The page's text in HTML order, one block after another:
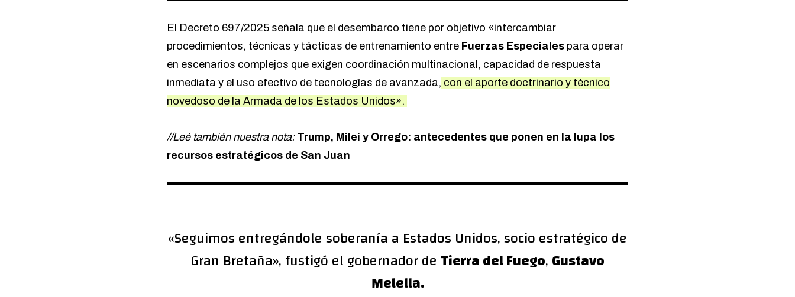
El Decreto 697/2025 señala que el desembarco tiene por objetivo «intercambiar
procedimientos, técnicas y tácticas de entrenamiento entre Fuerzas Especiales para operar
en escenarios complejos que exigen coordinación multinacional, capacidad de respuesta
inmediata y el uso efectivo de tecnologías de avanzada, con el aporte doctrinario y técnico
novedoso de la Armada de los Estados Unidos».
//Leé también nuestra nota: Trump, Milei y Orrego: antecedentes que ponen en la lupa los
recursos estratégicos de San Juan
«Seguimos entregándole soberanía a Estados Unidos, socio estratégico de
Gran Bretaña», fustigó el gobernador de Tierra del Fuego,Gustavo
Melella.